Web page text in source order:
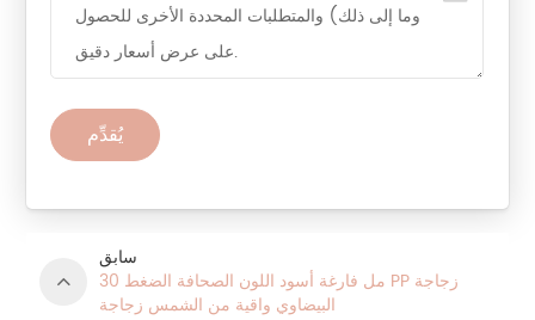
يُقدِّم
سابق
30 مل فارغة أسود اللون الصحافة الضغط PP زجاجة
البيضاوي واقية من الشمس زجاجة